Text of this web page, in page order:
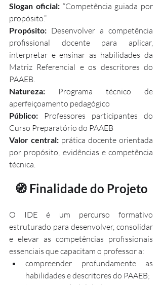
Slogan oficial: “Competência guiada por
propósito.”
Propósito: Desenvolver a competência
profissional docente para aplicar,
interpretar e ensinar as habilidades da
Matriz Referencial e os descritores do
PAAEB.
Natureza: Programa técnico de
aperfeiçoamento pedagógico
Público:
Professores participantes do
Curso Preparatório do PAAEB
Valor central: prática docente orientada
por propósito, evidências e competência
técnica.
🧭 Finalidade do Projeto
O IDE é um percurso formativo
estruturado para desenvolver, consolidar
e elevar as competências profissionais
essenciais que capacitam o professor a:
compreender profundamente as
habilidades e descritores do PAAEB;